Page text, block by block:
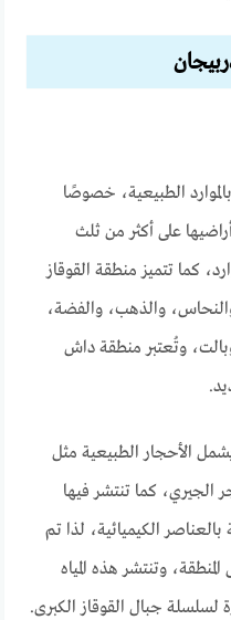
الطبيعية، خصوصًا
على أكثر من ثلث
كما تتميز منطقة القوقاز
والذهب، والفضة،
وتُعتبر منطقة داش
الأحجار الطبيعية مثل
الجيري، كما تنتشر فيها
بالعناصر الكيميائية، لذا تم
وتنتشر هذه المياه
لسلسلة جبال القوقاز الكبرى.